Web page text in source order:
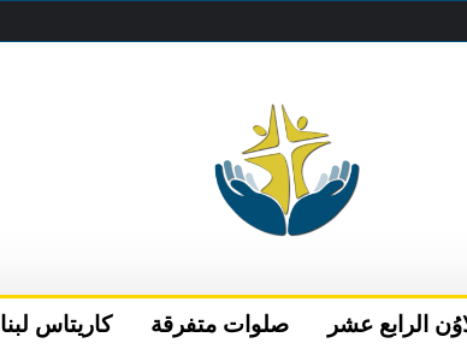
لاوُن الرابع عشر صلوات متفرقة كاريتاس